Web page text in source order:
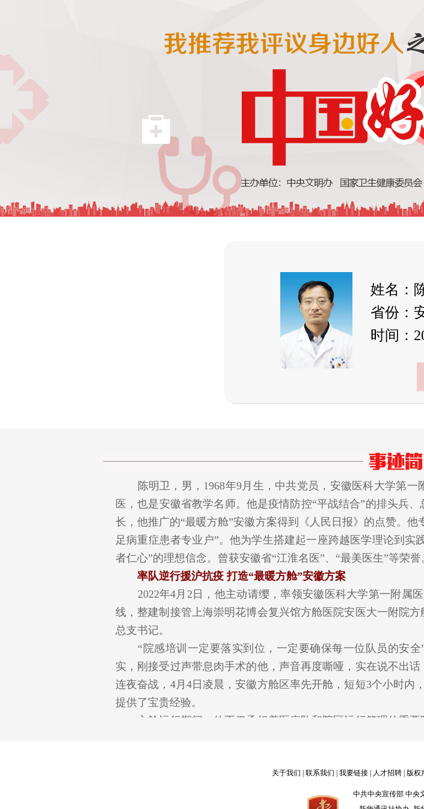
姓名：
省份：
时间：
陈明卫，男，1968年9月生，中共党员，安徽医科大学第一
医，也是安徽省教学名师。他是疫情防控“平战结合”的排头兵
长，他推广的“最暖方舱”安徽方案得到《人民日报》的点赞。
足病重症患者专业户”。他为学生搭建起一座跨越医学理论到实
者仁心”的理想信念。曾获安徽省“江淮名医”、“最美医生”等荣誉
率队逆行援沪抗疫 打造“最暖方舱”安徽方案
2022年4月2日，他主动请缨，率领安徽医科大学第一附属
线，整建制接管上海崇明花博会复兴馆方舱医院安医大一附院
总支书记。
“院感培训一定要落实到位，一定要确保每一位队员的安全
实，刚接受过声带息肉手术的他，声音再度嘶哑，实在说不出
连夜奋战，4月4日凌晨，安徽方舱区率先开舱，短短3个小时内
提供了宝贵经验。
方舱运行期间，他不仅承担着医疗队和院区运行管理的重要
零死亡，医务人员零感染”的总体目标，为大上海保卫战贡献安
专攻“烂脚丫”开启安徽省糖尿病足病治疗新纪元
关于我们 联系我们 我要链接 人才招聘 | 版权
中共中央宣传部 中央